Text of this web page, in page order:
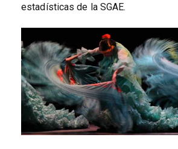
estadísticas de la SGAE.